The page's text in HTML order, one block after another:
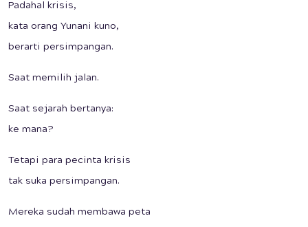
Padahal krisis,
kata orang Yunani kuno,
berarti persimpangan.
Saat memilih jalan.
Saat sejarah bertanya:
ke mana?
Tetapi para pecinta krisis
tak suka persimpangan.
Mereka sudah membawa peta